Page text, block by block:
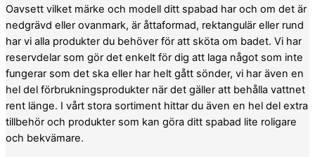
Oavsett vilket märke och modell ditt spabad har och om det är
nedgrävd eller ovanmark, är åttaformad, rektangulär eller rund
har vi alla produkter du behöver för att sköta om badet. Vi har
reservdelar som gör det enkelt för dig att laga något som inte
fungerar som det ska eller har helt gått sönder, vi har även en
hel del förbrukningsprodukter när det gäller att behålla vattnet
rent länge. I vårt stora sortiment hittar du även en hel del extra
tillbehör och produkter som kan göra ditt spabad lite roligare
och bekvämare.